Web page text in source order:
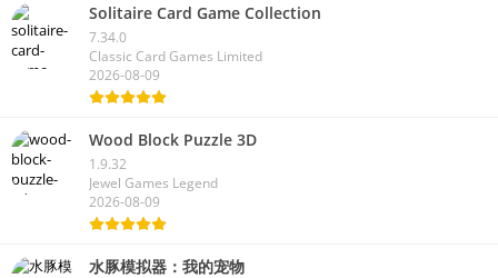
Solitaire Card Game Collection
7.34.0
Classic Card Games Limited
2026-08-09
Wood Block Puzzle 3D
1.9.32
Jewel Games Legend
2026-08-09
水豚模拟器：我的宠物